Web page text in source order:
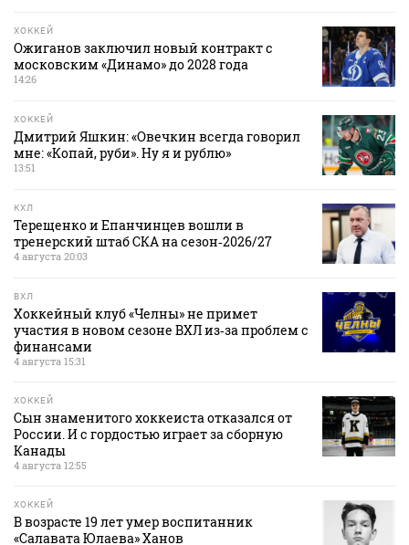
ХОККЕЙ
Ожиганов заключил новый контракт с
московским «Динамо» до 2028 года
14:26
ХОККЕЙ
Дмитрий Яшкин: «Овечкин всегда говорил
мне: «Копай, руби». Ну я и рублю»
13:51
КХЛ
Терещенко и Епанчинцев вошли в
тренерский штаб СКА на сезон‑2026/27
4 августа 20:03
ВХЛ
Хоккейный клуб «Челны» не примет
участия в новом сезоне ВХЛ из‑за проблем с
финансами
4 августа 15:31
ХОККЕЙ
Сын знаменитого хоккеиста отказался от
России. И с гордостью играет за сборную
Канады
4 августа 12:55
ХОККЕЙ
В возрасте 19 лет умер воспитанник
«Салавата Юлаева» Ханов